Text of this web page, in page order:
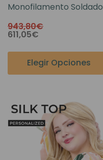
Monofilamento Soldado
943,80€
611,05€
Elegir Opciones